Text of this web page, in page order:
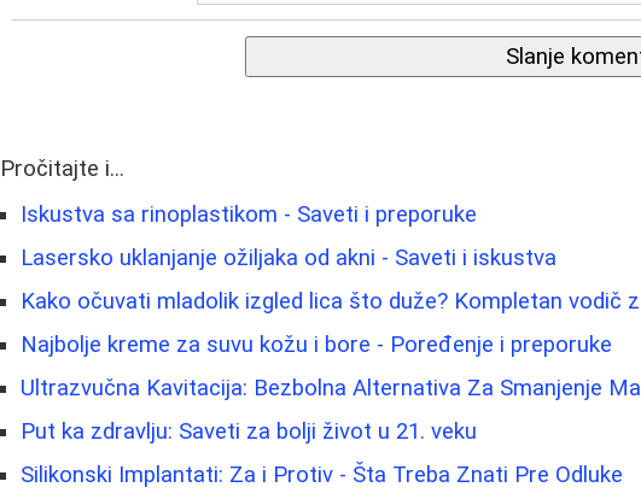
Slanje
Pročitajte i...
Iskustva sa rinoplastikom - Saveti i preporuke
Lasersko uklanjanje ožiljaka od akni - Saveti i iskustva
Kako očuvati mladolik izgled lica što duže? Kompletan vodič
Najbolje kreme za suvu kožu i bore - Poređenje i preporuke
Ultrazvučna Kavitacija: Bezbolna Alternativa Za Smanjenje
Put ka zdravlju: Saveti za bolji život u 21. veku
Silikonski Implantati: Za i Protiv - Šta Treba Znati Pre Odluke